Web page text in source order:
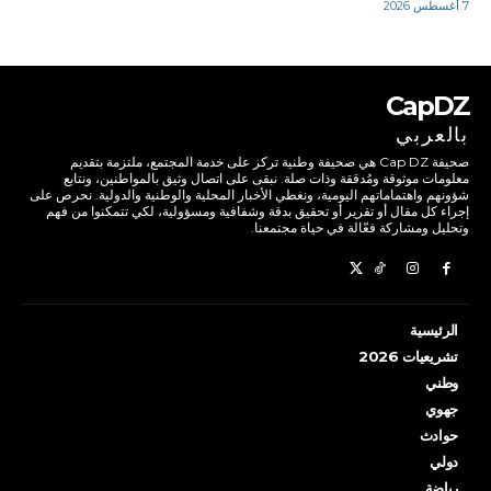
7 أغسطس 2026
CapDZ
بالعربي
صحيفة Cap DZ هي صحيفة وطنية تركز على خدمة المجتمع، ملتزمة بتقديم
معلومات موثوقة ومُدققة وذات صلة. نبقى على اتصال وثيق بالمواطنين، ونتابع
شؤونهم واهتماماتهم اليومية، ونغطي الأخبار المحلية والوطنية والدولية. نحرص على
إجراء كل مقال أو تقرير أو تحقيق بدقة وشفافية ومسؤولية، لكي تتمكنوا من فهم
وتحليل ومشاركة فعّالة في حياة مجتمعنا.
الرئيسية
تشريعيات 2026
وطني
جهوي
حوادث
دولي
رياضة